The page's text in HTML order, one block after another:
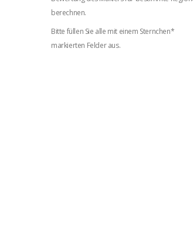
berechnen.
Bitte füllen Sie alle mit einem Sternchen*
markierten Felder aus.